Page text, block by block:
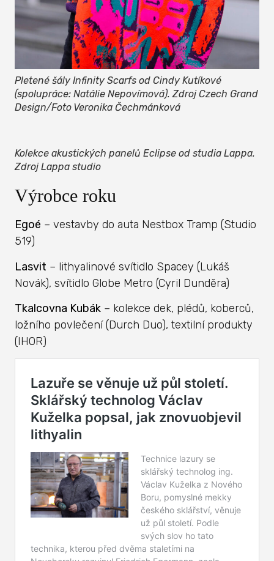
Pletené šály Infinity Scarfs od Cindy Kutíkové
(spolupráce: Natálie Nepovímová). Zdroj Czech Grand
Design/Foto Veronika Čechmánková
Kolekce akustických panelů Eclipse od studia Lappa.
Zdroj Lappa studio
Výrobce roku
Egoé – vestavby do auta Nestbox Tramp (Studio
519)
Lasvit – lithyalinové svítidlo Spacey (Lukáš
Novák), svítidlo Globe Metro (Cyril Dunděra)
Tkalcovna Kubák – kolekce dek, plédů, koberců,
ložního povlečení (Durch Duo), textilní produkty
(IHOR)